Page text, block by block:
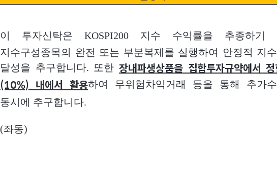
이 투자신탁은 KOSPI200 지수 수익률을 추종하기
지수구성종목의 완전 또는 부분복제를 실행하여 안정적 지
달성을 추구합니다. 또한 장내파생상품을 집합투자규약에서
(10%) 내에서 활용하여 무위험차익거래 등을 통해 추가
동시에 추구합니다.
(좌동)